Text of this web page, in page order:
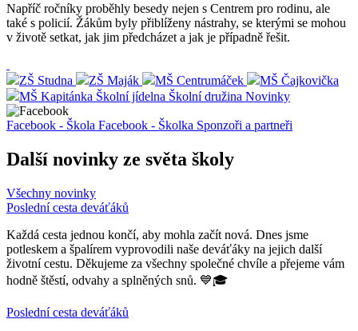
Napříč ročníky proběhly besedy nejen s Centrem pro rodinu, ale
také s policií. Žákům byly přiblíženy nástrahy, se kterými se mohou
v životě setkat, jak jim předcházet a jak je případně řešit.
ZŠ Studna ZŠ Maják MŠ Centrumáček
MŠ Čajkovička
MŠ Kapitánka Školní jídelna Školní družina Novinky
Facebook - Škola Facebook - Školka Sponzoři a partneři
Další novinky ze světa školy
Všechny novinky
Poslední cesta deváťáků
Každá cesta jednou končí, aby mohla začít nová. Dnes jsme
potleskem a špalírem vyprovodili naše deváťáky na jejich další
životní cestu. Děkujeme za všechny společné chvíle a přejeme vám
hodně štěstí, odvahy a splněných snů. 💙🎓
Poslední cesta deváťáků